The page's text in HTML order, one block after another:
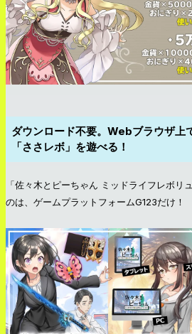
ダウンロード不要。Webブラウザ上
「ささレボ」を遊べる！
「佐々木とピーちゃん ミッドライフレボリ
のは、ゲームプラットフォームG123だけ！